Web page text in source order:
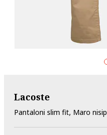
Lacoste
Pantaloni slim fit, Maro nisip